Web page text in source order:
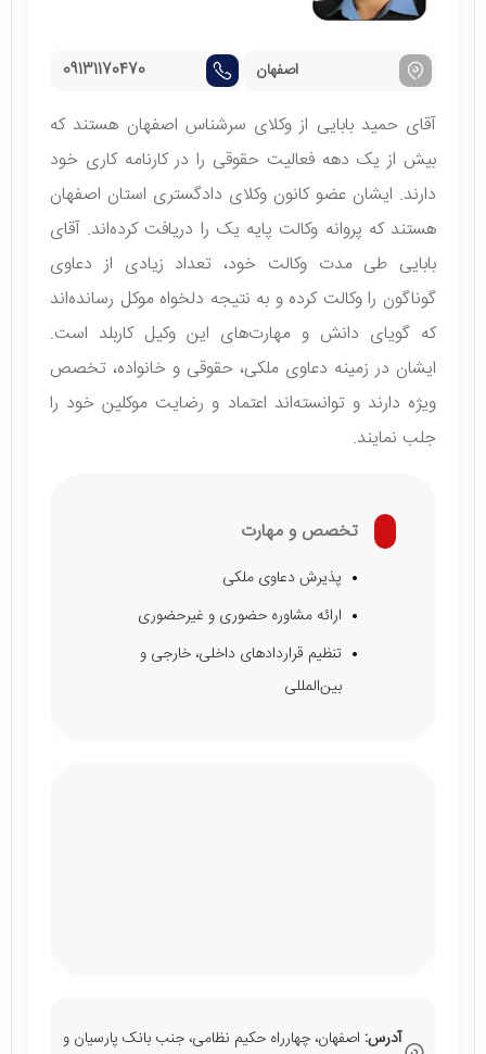
اصفهان 09131170470
آقای حمید بابایی از وکلای سرشناس اصفهان هستند که
بیش از یک دهه فعالیت حقوقی را در کارنامه کاری خود
دارند. ایشان عضو کانون وکلای دادگستری استان اصفهان
هستند که پروانه وکالت پایه یک را دریافت کرده‌اند. آقای
بابایی طی مدت وکالت خود، تعداد زیادی از دعاوی
گوناگون را وکالت کرده‌ و به نتیجه دلخواه موکل رسانده‌اند
که گویای دانش و مهارت‌های این وکیل کاربلد است.
ایشان در زمینه دعاوی ملکی، حقوقی و خانواده، تخصص
ویژه دارند و توانسته‌اند اعتماد و رضایت موکلین خود را
جلب نمایند.
تخصص و مهارت
پذیرش دعاوی ملکی
ارائه مشاوره حضوری و غیرحضوری
تنظیم قراردادهای داخلی، خارجی و
بین‌المللی
آدرس: اصفهان، چهارراه حکیم نظامی، جنب بانک پارسیان و